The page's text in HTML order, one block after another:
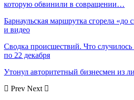
которую обвинили в совращении…
Барнаульская маршрутка сгорела «до
и видео
Сводка происшествий. Что
по 22 декабря
Утонул авторитетный бизнесмен из
Prev Next